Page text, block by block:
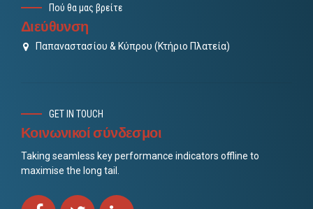
Πού θα μας βρείτε
Διεύθυνση
Παπαναστασίου & Κύπρου (Κτήριο Πλατεία)
GET IN TOUCH
Κοινωνικοί σύνδεσμοι
Taking seamless key performance indicators offline to
maximise the long tail.